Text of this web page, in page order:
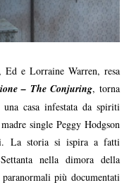
e Lorraine Warren, resa
–The Conjuring, torna
casa infestata da spiriti
single Peggy Hodgson
La storia si ispira a fatti
nella dimora della
più documentati